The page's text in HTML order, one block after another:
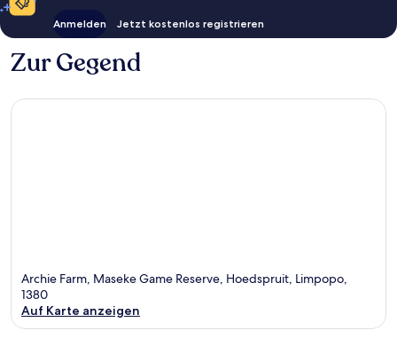
Anmelden Jetzt kostenlos registrieren
Zur Gegend
Archie Farm, Maseke Game Reserve, Hoedspruit, Limpopo,
1380
Auf Karte anzeigen